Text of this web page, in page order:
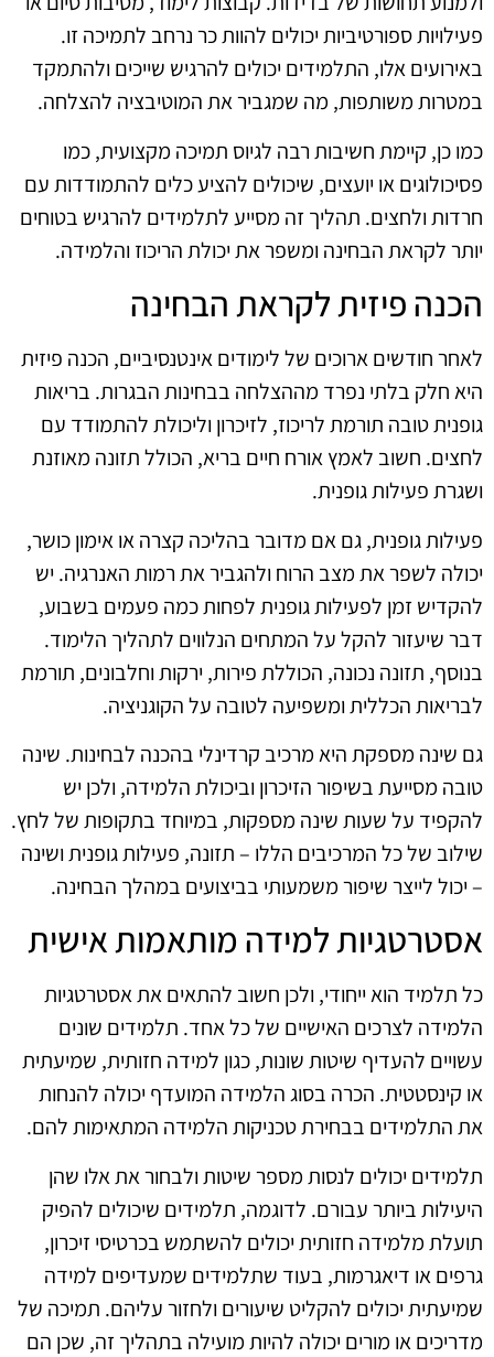
פעילויות ספורטיביות יכולים להוות כר נרחב לתמיכה זו.
באירועים אלו, התלמידים יכולים להרגיש שייכים ולהתמקד
במטרות משותפות, מה שמגביר את המוטיבציה להצלחה.
כמו כן, קיימת חשיבות רבה לגיוס תמיכה מקצועית, כמו
פסיכולוגים או יועצים, שיכולים להציע כלים להתמודדות עם
חרדות ולחצים. תהליך זה מסייע לתלמידים להרגיש בטוחים
יותר לקראת הבחינה ומשפר את יכולת הריכוז והלמידה.
הכנה פיזית לקראת הבחינה
לאחר חודשים ארוכים של לימודים אינטנסיביים, הכנה פיזית
היא חלק בלתי נפרד מההצלחה בבחינות הבגרות. בריאות
גופנית טובה תורמת לריכוז, לזיכרון וליכולת להתמודד עם
לחצים. חשוב לאמץ אורח חיים בריא, הכולל תזונה מאוזנת
ושגרת פעילות גופנית.
פעילות גופנית, גם אם מדובר בהליכה קצרה או אימון כושר,
יכולה לשפר את מצב הרוח ולהגביר את רמות האנרגיה. יש
להקדיש זמן לפעילות גופנית לפחות כמה פעמים בשבוע,
דבר שיעזור להקל על המתחים הנלווים לתהליך הלימוד.
בנוסף, תזונה נכונה, הכוללת פירות, ירקות וחלבונים, תורמת
לבריאות הכללית ומשפיעה לטובה על הקוגניציה.
גם שינה מספקת היא מרכיב קרדינלי בהכנה לבחינות. שינה
טובה מסייעת בשיפור הזיכרון וביכולת הלמידה, ולכן יש
להקפיד על שעות שינה מספקות, במיוחד בתקופות של לחץ.
שילוב של כל המרכיבים הללו – תזונה, פעילות גופנית ושינה
– יכול לייצר שיפור משמעותי בביצועים במהלך הבחינה.
אסטרטגיות למידה מותאמות אישית
כל תלמיד הוא ייחודי, ולכן חשוב להתאים את אסטרטגיות
הלמידה לצרכים האישיים של כל אחד. תלמידים שונים
עשויים להעדיף שיטות שונות, כגון למידה חזותית, שמיעתית
או קינסטטית. הכרה בסוג הלמידה המועדף יכולה להנחות
את התלמידים בבחירת טכניקות הלמידה המתאימות להם.
תלמידים יכולים לנסות מספר שיטות ולבחור את אלו שהן
היעילות ביותר עבורם. לדוגמה, תלמידים שיכולים להפיק
תועלת מלמידה חזותית יכולים להשתמש בכרטיסי זיכרון,
גרפים או דיאגרמות, בעוד שתלמידים שמעדיפים למידה
שמיעתית יכולים להקליט שיעורים ולחזור עליהם. תמיכה של
מדריכים או מורים יכולה להיות מועילה בתהליך זה, שכן הם